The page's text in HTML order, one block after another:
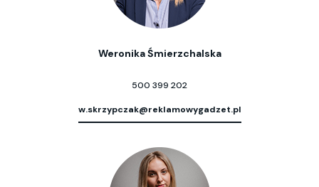
Weronika Śmierzchalska
500 399 202
w.skrzypczak@reklamowygadzet.pl